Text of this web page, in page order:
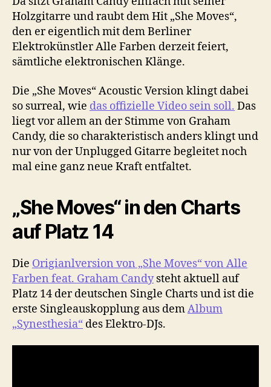
Holzgitarre und raubt dem Hit „She Moves“,
den er eigentlich mit dem Berliner
Elektrokünstler Alle Farben derzeit feiert,
sämtliche elektronischen Klänge.
Die „She Moves“ Acoustic Version klingt dabei
so surreal, wie das offizielle Video sein soll. Das
liegt vor allem an der Stimme von Graham
Candy, die so charakteristisch anders klingt und
nur von der Unplugged Gitarre begleitet noch
mal eine ganz neue Kraft entfaltet.
„She Moves“ in den Charts
auf Platz 14
Die Origianlversion von „She Moves“ von Alle
Farben feat. Graham Candysteht aktuell auf
Platz 14 der deutschen Single Charts und ist die
erste Singleauskopplung aus demAlbum
„Synesthesia“ des Elektro-DJs.